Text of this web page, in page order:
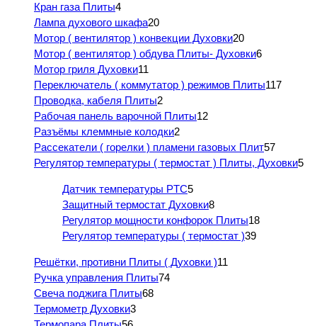
Кран газа Плиты4
Лампа духового шкафа20
Мотор ( вентилятор ) конвекции Духовки20
Мотор ( вентилятор ) обдува Плиты- Духовки6
Мотор гриля Духовки11
Переключатель ( коммутатор ) режимов Плиты117
Проводка, кабеля Плиты2
Рабочая панель варочной Плиты12
Разъёмы клеммные колодки2
Рассекатели ( горелки ) пламени газовых Плит57
Регулятор температуры ( термостат ) Плиты, Духовки5
Датчик температуры PTC5
Защитный термостат Духовки8
Регулятор мощности конфорок Плиты18
Регулятор температуры ( термостат )39
Решётки, противни Плиты ( Духовки )11
Ручка управления Плиты74
Свеча поджига Плиты68
Термометр Духовки3